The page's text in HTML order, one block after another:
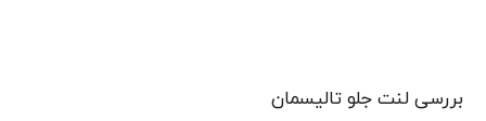
بررسی لنت جلو تالیسمان